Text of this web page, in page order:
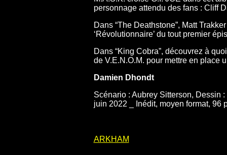
personnage attendu des fans : Cliff
Dans “The Deathstone”, Matt
‘Révolutionnaire’ du tout premier
Dans “King Cobra”, découvrez à
de V.E.N.O.M. pour mettre en
Damien Dhondt
Scénario : Aubrey Sitterson, Dessin
juin 2022 _ Inédit, moyen format, 96
ARKHAM